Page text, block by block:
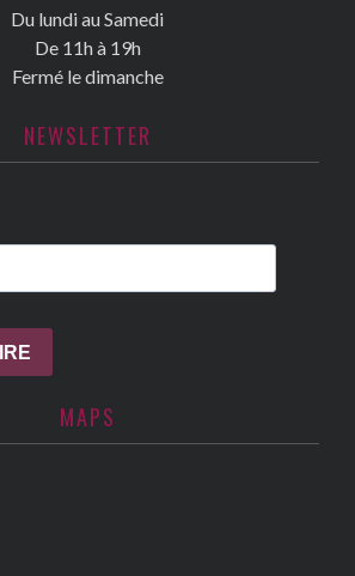
Du lundi au Samedi
De 11h à 19h
Fermé le dimanche
NEWSLETTER
MAPS